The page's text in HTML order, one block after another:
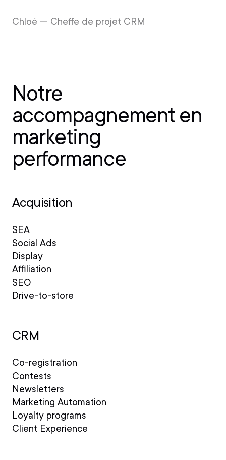
Chloé — Cheffe de projet CRM
Notre
accompagnement en
marketing
performance
Acquisition
SEA
Social Ads
Display
Affiliation
SEO
Drive-to-store
CRM
Co-registration
Contests
Newsletters
Marketing Automation
Loyalty programs
Client Experience